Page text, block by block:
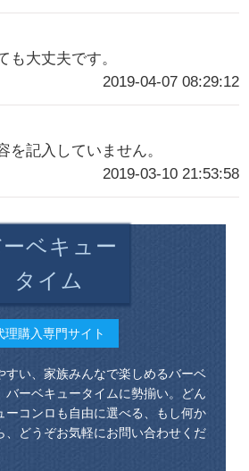
も大丈夫です。
2019-04-07 08:29:12
を記入していません。
2019-03-10 21:53:58
ベキュー
タイム
理購入専門サイト
すい、家族みんなで楽しめるバーベ
バーベキュータイムに勢揃い。どん
ーコンロも自由に選べる、もし何か
、どうぞお気軽にお問い合わせくだ